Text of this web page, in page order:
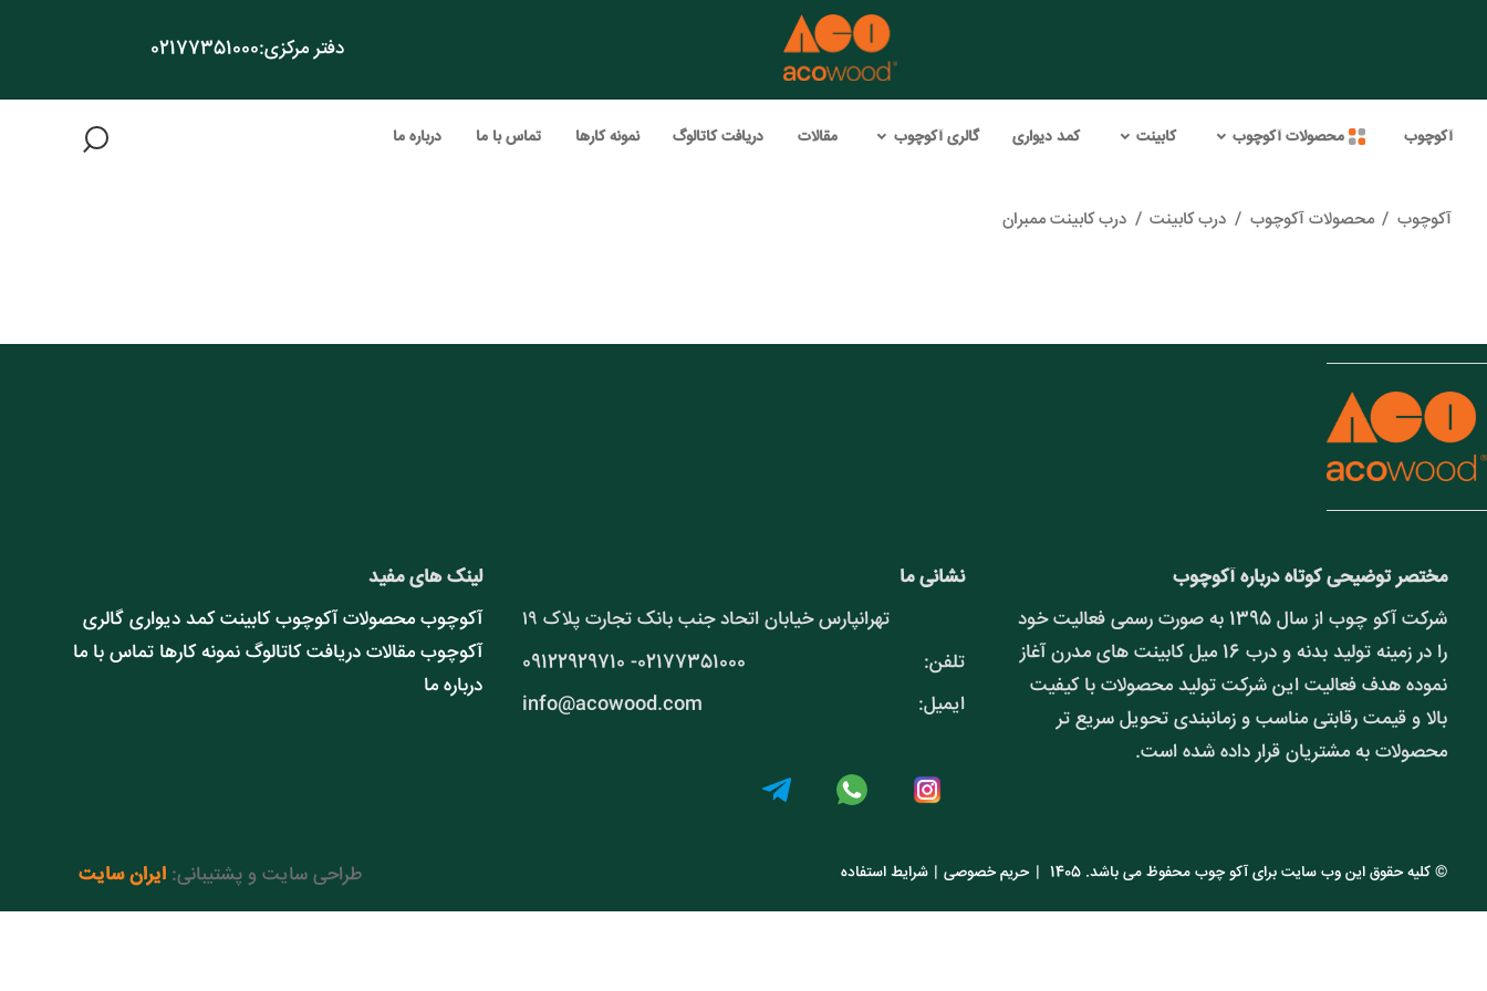
دفتر مرکزی:02177351000
آکوچوب محصولات آکوچوب کابینت کمد دیواری گالری آکوچوب مقالات دریافت کاتالوگ نمونه کارها تماس با ما درباره ما
آکوچوب / محصولات آکوچوب / درب کابینت / درب کابینت ممبران
مختصر توضیحی کوتاه درباره آکوچوب
شرکت آکو چوب از سال 1395 به صورت رسمی فعالیت خود
را در زمینه تولید بدنه و درب 16 میل کابینت های مدرن آغاز
نموده هدف فعالیت این شرکت تولید محصولات با کیفیت
بالا و قیمت رقابتی مناسب و زمانبندی تحویل سریع تر
محصولات به مشتریان قرار داده شده است.
نشانی ما
تهرانپارس خیابان اتحاد جنب بانک تجارت پلاک ۱۹
تلفن:
09122929710 -02177351000
ایمیل:
info@acowood.com
لینک های مفید
آکوچوبمحصولات آکوچوبکابینتکمد دیواریگالری
آکوچوبمقالاتدریافت کاتالوگنمونه کارها تماس با ما
درباره ما
© کلیه حقوق این وب سایت برای آکو چوب محفوظ می باشد. 1405 | حریم خصوصی | شرایط استفاده طراحی سایت و پشتیبانی:ایران سایت